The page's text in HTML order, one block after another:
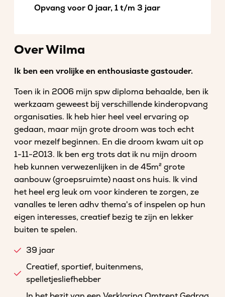
Opvang voor 0 jaar, 1 t/m 3 jaar
Over Wilma
Ik ben een vrolijke en enthousiaste gastouder.
Toen ik in 2006 mijn spw diploma behaalde, ben ik
werkzaam geweest bij verschillende kinderopvang
organisaties. Ik heb hier heel veel ervaring op
gedaan, maar mijn grote droom was toch echt
voor mezelf beginnen. En die droom kwam uit op
1-11-2013. Ik ben erg trots dat ik nu mijn droom
heb kunnen verwezenlijken in de 45m² grote
aanbouw (groepsruimte) naast ons huis. Ik vind
het heel erg leuk om voor kinderen te zorgen, ze
vanalles te leren adhv thema's of inspelen op hun
eigen interesses, creatief bezig te zijn en lekker
buiten te spelen.
39 jaar
Creatief, sportief, buitenmens,
spelletjesliefhebber